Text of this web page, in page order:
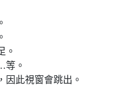
。
等。
因此視窗會跳出。